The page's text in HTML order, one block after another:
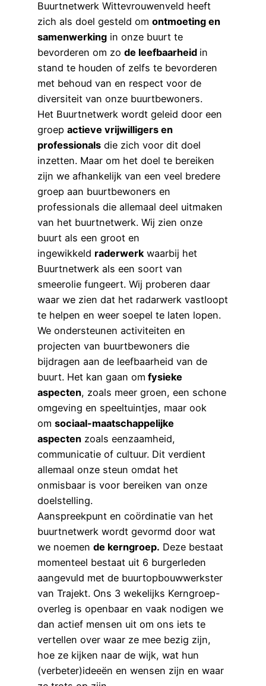
Buurtnetwerk Wittevrouwenveld heeft
zich als doel gesteld om ontmoeting en
samenwerkingin onze buurt te
bevorderen om zo de leefbaarheid in
stand te houden of zelfs te bevorderen
met behoud van en respect voor de
diversiteit van onze buurtbewoners.
Het Buurtnetwerk wordt geleid door een
groep actieve vrijwilligers en
professionalsdie zich voor dit doel
inzetten. Maar om het doel te bereiken
zijn we afhankelijk van een veel bredere
groep aan buurtbewoners en
professionals die allemaal deel uitmaken
van het buurtnetwerk. Wij zien onze
buurt als een groot en
ingewikkeld raderwerkwaarbij het
Buurtnetwerk als een soort van
smeerolie fungeert. Wij proberen daar
waar we zien dat het radarwerk vastloopt
te helpen en weer soepel te laten lopen.
We ondersteunen activiteiten en
projecten van buurtbewoners die
bijdragen aan de leefbaarheid van de
buurt. Het kan gaan om fysieke
aspecten, zoals meer groen, een schone
omgeving en speeltuintjes, maar ook
om sociaal-maatschappelijke
aspectenzoals eenzaamheid,
communicatie of cultuur. Dit verdient
allemaal onze steun omdat het
onmisbaar is voor bereiken van onze
doelstelling.
Aanspreekpunt en coördinatie van het
buurtnetwerk wordt gevormd door wat
we noemen de kerngroep. Deze bestaat
momenteel bestaat uit 6 burgerleden
aangevuld met de buurtopbouwwerkster
van Trajekt. Ons 3 wekelijks Kerngroep-
overleg is openbaar en vaak nodigen we
dan actief mensen uit om ons iets te
vertellen over waar ze mee bezig zijn,
hoe ze kijken naar de wijk, wat hun
(verbeter)ideeën en wensen zijn en waar